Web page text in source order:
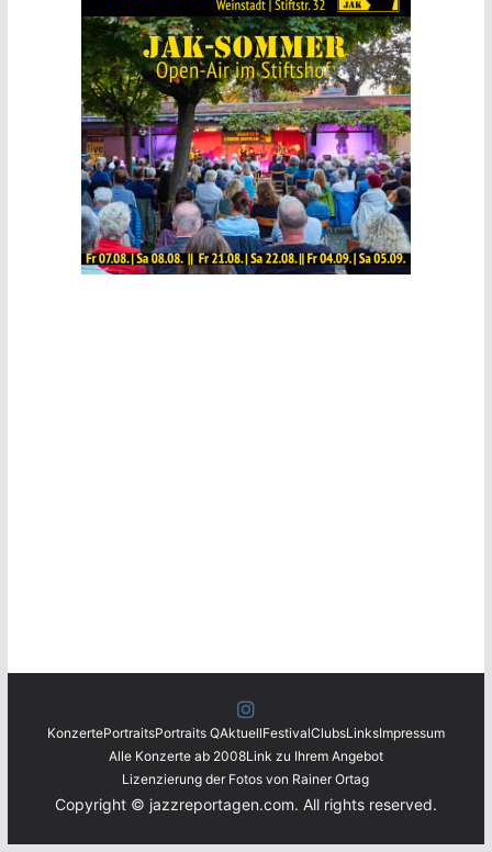
KonzertePortraitsPortraits QAktuellFestivalClubsLinksImpressum
Alle Konzerte ab 2008Link zu Ihrem Angebot
Lizenzierung der Fotos von Rainer Ortag
Copyright © jazzreportagen.com. All rights reserved.